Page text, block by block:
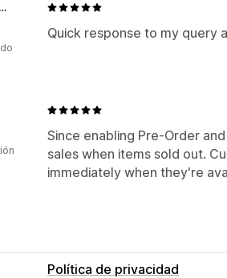
Quick response to my query
The Cambridge Ghost Company
Since enabling Pre-Order
sales when items sold out.
immediately when they're
Política de privacidad